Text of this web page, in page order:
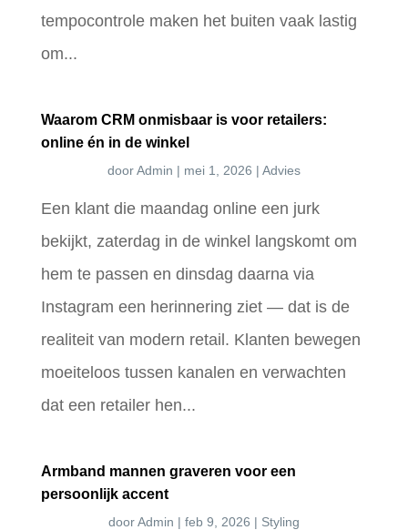
tempocontrole maken het buiten vaak lastig
om...
Waarom CRM onmisbaar is voor retailers:
online én in de winkel
doorAdmin | mei 1, 2026 | Advies
Een klant die maandag online een jurk
bekijkt, zaterdag in de winkel langskomt om
hem te passen en dinsdag daarna via
Instagram een herinnering ziet — dat is de
realiteit van modern retail. Klanten bewegen
moeiteloos tussen kanalen en verwachten
dat een retailer hen...
Armband mannen graveren voor een
persoonlijk accent
doorAdmin | feb 9, 2026 | Styling